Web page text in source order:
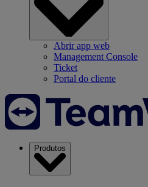
Abrir app web
Management Console
Ticket
Portal do cliente
Produtos